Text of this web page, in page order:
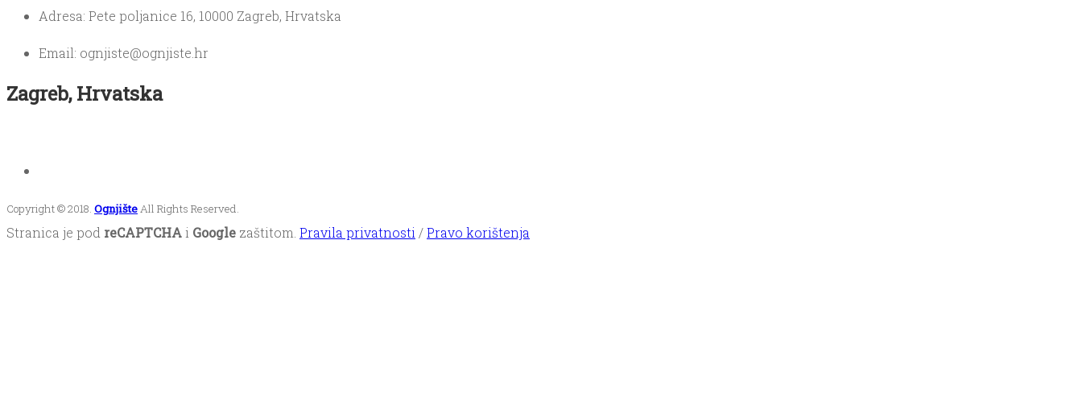
Adresa: Pete poljanice 16, 10000 Zagreb, Hrvatska
Email: ognjiste@ognjiste.hr
Zagreb, Hrvatska
Copyright © 2018. OgnjišteAll Rights Reserved.
Stranica je pod reCAPTCHAi Google zaštitom. Pravila privatnosti /Pravo korištenja